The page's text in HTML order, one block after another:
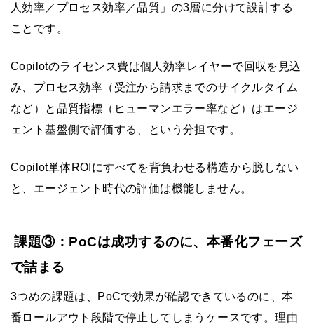
人効率／プロセス効率／品質」の3層に分けて設計する
ことです。
Copilotのライセンス費は個人効率レイヤーで回収を見込
み、プロセス効率（受注から請求までのサイクルタイム
など）と品質指標（ヒューマンエラー率など）はエージ
ェント基盤側で評価する、という分担です。
Copilot単体ROIにすべてを背負わせる構造から脱しない
と、エージェント時代の評価は機能しません。
課題③：PoCは成功するのに、本番化フェーズ
で詰まる
3つめの課題は、PoCで効果が確認できているのに、本
番ロールアウト段階で停止してしまうケースです。理由